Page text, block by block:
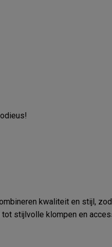
kwaliteit en stijl,
stijlvolle klompen en